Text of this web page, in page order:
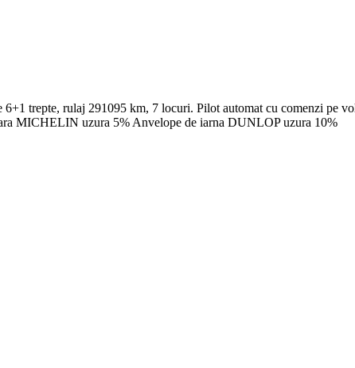
trepte, rulaj 291095 km, 7 locuri. Pilot automat cu comenzi pe
MICHELIN uzura 5% Anvelope de iarna DUNLOP uzura 10%